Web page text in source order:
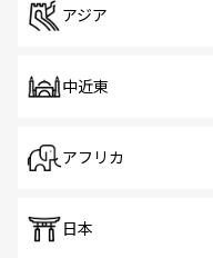
アジア
中近東
アフリカ
日本